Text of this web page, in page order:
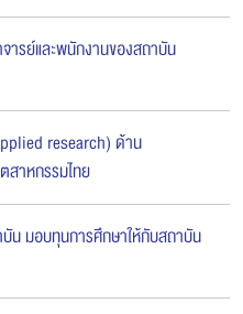
รย์และพนักงานของสถาบัน
research) ด้าน
สาหกรรมไทย
มอบทุนการศึกษาให้กับสถาบัน